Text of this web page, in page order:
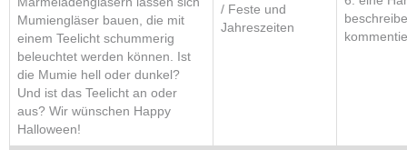
Mumiengläser bauen, die mit
einem Teelicht schummerig
beleuchtet werden können. Ist
die Mumie hell oder dunkel?
Und ist das Teelicht an oder
aus? Wir wünschen Happy
Halloween!
/ Feste und
Jahreszeiten